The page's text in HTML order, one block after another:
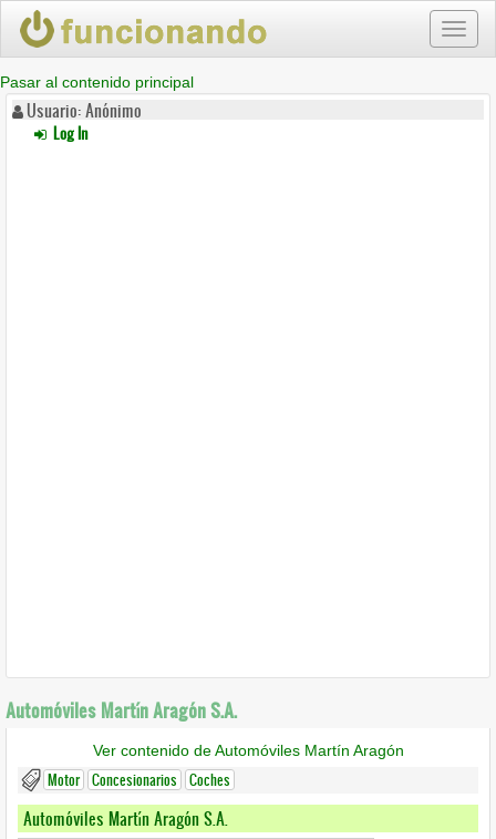
Pasar al contenido principal
Usuario: Anónimo
Log In
Automóviles Martín Aragón S.A.
Ver contenido de Automóviles Martín Aragón
Motor Concesionarios Coches
Automóviles Martín Aragón S.A.